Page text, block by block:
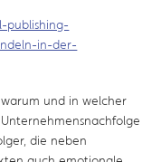
publishing-
in-der-
und in welcher
die neben